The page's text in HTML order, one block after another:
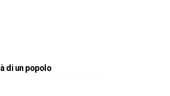
di un popolo